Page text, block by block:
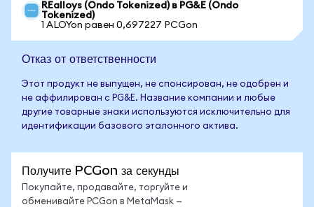
REalloys (Ondo Tokenized) в PG&E (Ondo
Tokenized)
1 ALOYon равен 0,697227 PCGon
Отказ от ответственности
Этот продукт не выпущен, не спонсирован, не одобрен и
не аффилирован с PG&E. Название компании и любые
другие товарные знаки используются исключительно для
идентификации базового эталонного актива.
Получите PCGon за секунды
Покупайте, продавайте, торгуйте и
обменивайте PCGon в MetaMask —